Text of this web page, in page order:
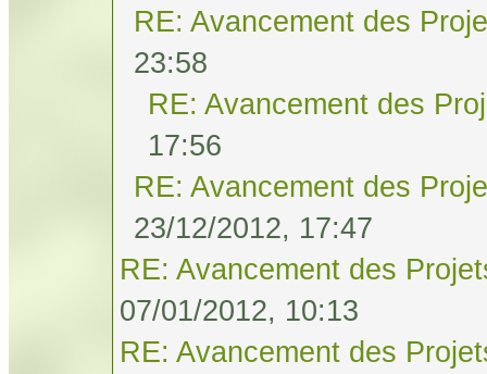
RE: Avancement des
23:58
RE: Avancement des
17:56
RE: Avancement des
23/12/2012, 17:47
RE: Avancement des
07/01/2012, 10:13
RE: Avancement des